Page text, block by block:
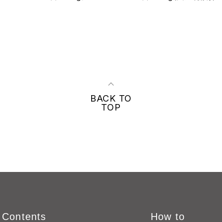
BACK TO
TOP
Contents How to